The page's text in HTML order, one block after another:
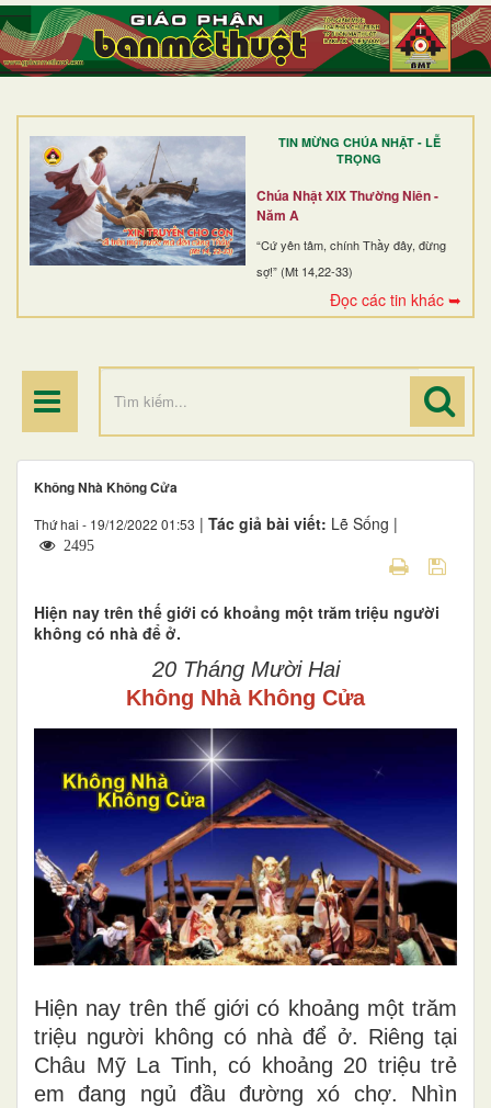
TIN MỪNG CHÚA NHẬT - LỄ
TRỌNG
Chúa Nhật XIX Thường Niên -
Năm A
“Cứ yên tâm, chính Thầy đây, đừng
sợ!” (Mt 14,22-33)
Đọc các tin khác ➥
TRANG NHẤT
GIỚI THIỆU
DÒNG TU
BAN MỤC VỤ
ĐOÀN THỂ CG
ĐIỂM HÀNH HƯƠNG
Không Nhà Không Cửa
Thứ hai - 19/12/2022 01:53 | Tác giả bài viết: Lẽ Sống |
2495
Hiện nay trên thế giới có khoảng một trăm triệu người
không có nhà để ở.
20 Tháng Mười Hai
Không Nhà Không Cửa
Hiện nay trên thế giới có khoảng một trăm
triệu người không có nhà để ở. Riêng tại
Châu Mỹ La Tinh, có khoảng 20 triệu trẻ
em đang ngủ đầu đường xó chợ. Nhìn